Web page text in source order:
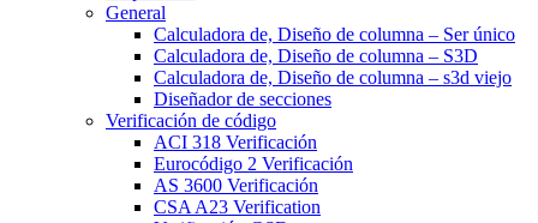
General
Calculadora de, Diseño de columna – Ser único
Calculadora de, Diseño de columna – S3D
Calculadora de, Diseño de columna – s3d viejo
Diseñador de secciones
Verificación de código
ACI 318 Verificación
Eurocódigo 2 Verificación
AS 3600 Verificación
CSA A23 Verification